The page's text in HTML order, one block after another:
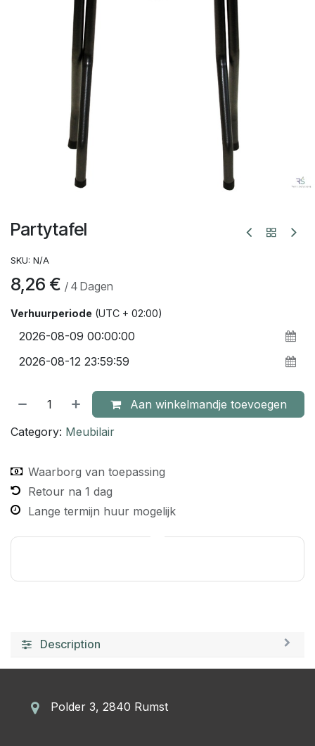
Partytafel
SKU: N/A
8,26 € / 4 Dagen
Verhuurperiode (UTC + 02:00)
Aan winkelmandje toevoegen
Category: Meubilair
Waarborg van toepassing
Retour na 1 dag
Lange termijn huur mogelijk
Description
Polder 3, 2840 Rumst